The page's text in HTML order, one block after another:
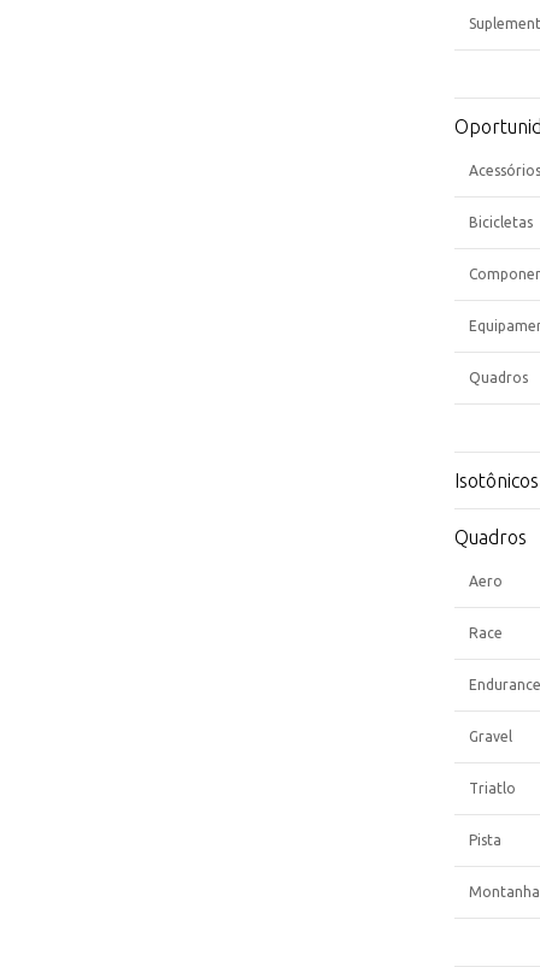
Acessórios
Bicicletas
Quadros
Isotônicos
Quadros
Aero
Race
Endurance
Gravel
Triatlo
Pista
Montanha